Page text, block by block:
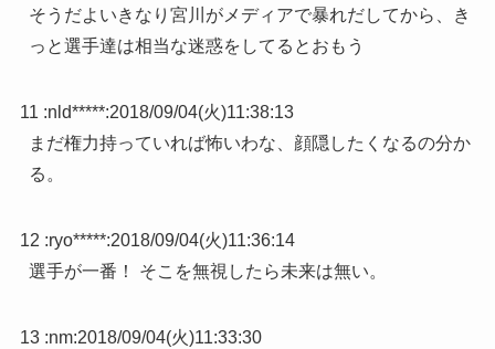
そうだよいきなり宮川がメディアで暴れだしてから、き
っと選手達は相当な迷惑をしてるとおもう
11 :nld*****:2018/09/04(火)11:38:13
まだ権力持っていれば怖いわな、顔隠したくなるの分か
る。
12 :ryo*****:2018/09/04(火)11:36:14
選手が一番！ そこを無視したら未来は無い。
13 :nm:2018/09/04(火)11:33:30